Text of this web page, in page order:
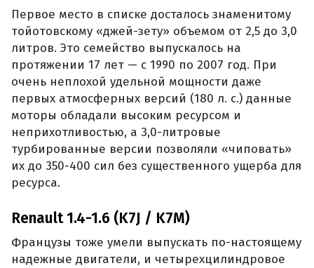
Первое место в списке досталось знаменитому
тойотовскому «джей-зету» объемом от 2,5 до 3,0
литров. Это семейство выпускалось на
протяжении 17 лет — с 1990 по 2007 год. При
очень неплохой удельной мощности даже
первых атмосферных версий (180 л. с.) данные
моторы обладали высоким ресурсом и
неприхотливостью, а 3,0-литровые
турбированные версии позволяли «чиповать»
их до 350-400 сил без существенного ущерба для
ресурса.
Renault 1.4-1.6 (K7J / K7M)
Французы тоже умели выпускать по-настоящему
надежные двигатели, и четырехцилиндровое